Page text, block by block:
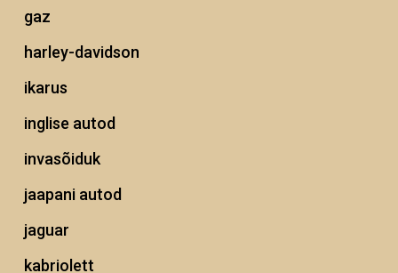
gaz
harley-davidson
ikarus
inglise autod
invasõiduk
jaapani autod
jaguar
kabriolett